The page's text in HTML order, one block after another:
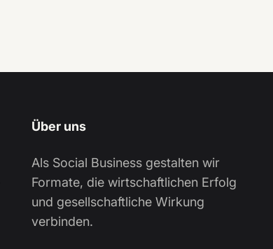
Über uns
Als Social Business gestalten wir
Formate, die wirtschaftlichen Erfolg
und gesellschaftliche Wirkung
verbinden.